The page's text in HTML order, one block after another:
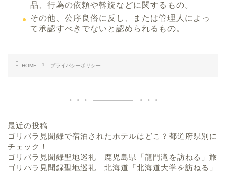
品、行為の依頼や斡旋などに関するもの。
その他、公序良俗に反し、または管理人によっ
て承認すべきでないと認められるもの。
HOME プライバシーポリシー
最近の投稿
ゴリパラ見聞録で宿泊されたホテルはどこ？都道府県別に
チェック！
ゴリパラ見聞録聖地巡礼 鹿児島県「龍門滝を訪ねる」旅
ゴリパラ見聞録聖地巡礼 北海道「北海道大学を訪ねる」